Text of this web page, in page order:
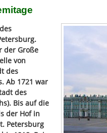
der Große
von
des
Ab 1721 war
des
Bis auf die
der Hof in
Petersburg